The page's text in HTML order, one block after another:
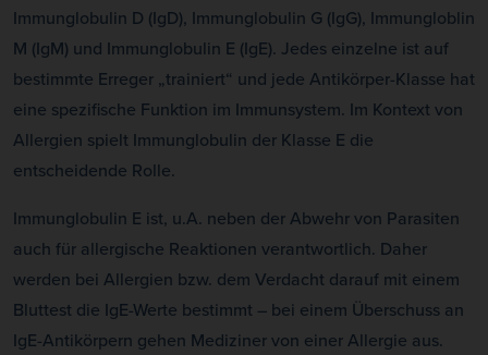
Immunglobulin D (IgD), Immunglobulin G (IgG), Immungloblin
M (IgM) und Immunglobulin E (IgE). Jedes einzelne ist auf
bestimmte Erreger „trainiert“ und jede Antikörper-Klasse hat
eine spezifische Funktion im Immunsystem. Im Kontext von
Allergien spielt Immunglobulin der Klasse E die
entscheidende Rolle.
Immunglobulin E ist, u.A. neben der Abwehr von Parasiten
auch für allergische Reaktionen verantwortlich. Daher
werden bei Allergien bzw. dem Verdacht darauf mit einem
Bluttest die IgE-Werte bestimmt – bei einem Überschuss an
IgE-Antikörpern gehen Mediziner von einer Allergie aus.